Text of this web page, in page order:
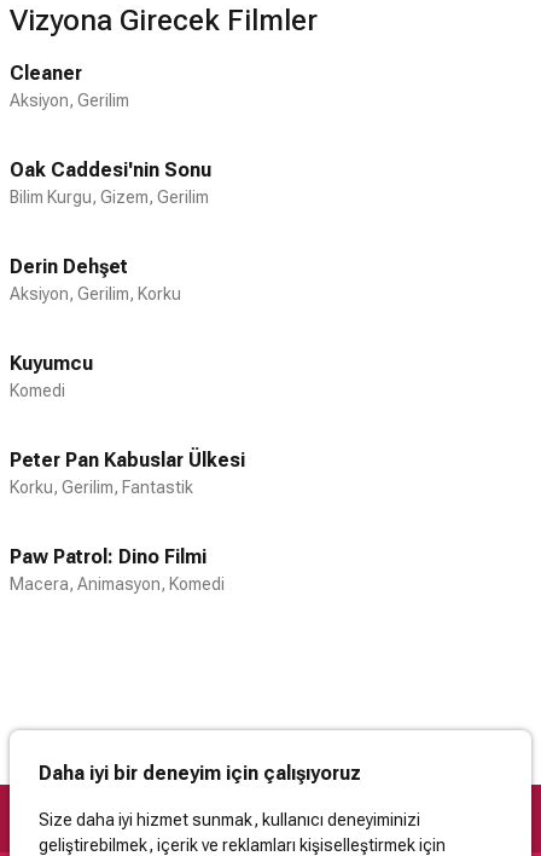
Vizyona Girecek Filmler
Cleaner
Aksiyon, Gerilim
Oak Caddesi'nin Sonu
Bilim Kurgu, Gizem, Gerilim
Derin Dehşet
Aksiyon, Gerilim, Korku
Kuyumcu
Komedi
Peter Pan Kabuslar Ülkesi
Korku, Gerilim, Fantastik
Paw Patrol: Dino Filmi
Macera, Animasyon, Komedi
Daha iyi bir deneyim için çalışıyoruz
Size daha iyi hizmet sunmak, kullanıcı deneyiminizi
geliştirebilmek, içerik ve reklamları kişiselleştirmek için